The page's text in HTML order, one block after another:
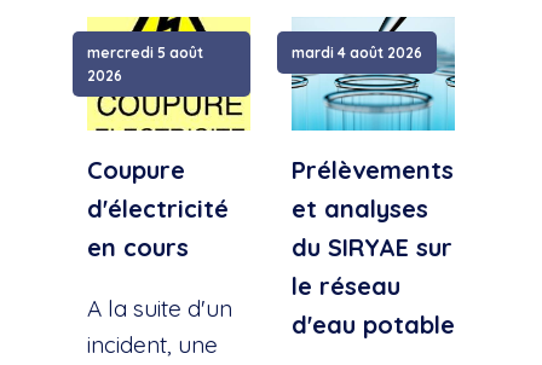
mercredi 5 août
2026
Coupure
d'électricité
en cours
A la suite d'un
incident, une
mardi 4 août 2026
Prélèvements
et analyses
du SIRYAE sur
le réseau
d'eau potable